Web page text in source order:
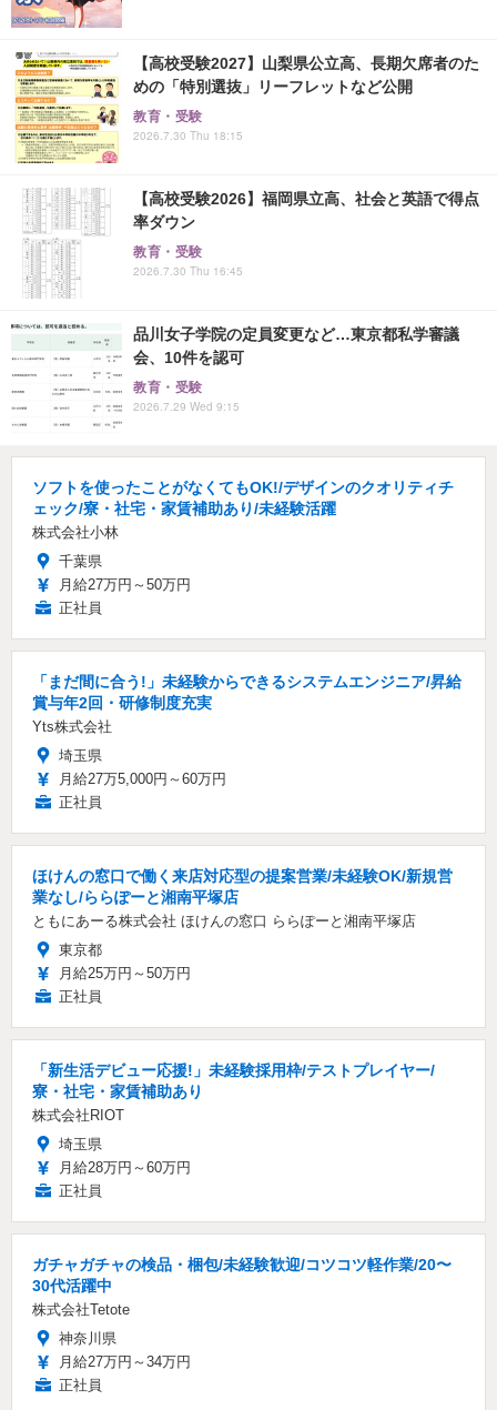
【高校受験2027】山梨県公立高、長期欠席者のた
めの「特別選抜」リーフレットなど公開
教育・受験
2026.7.30 Thu 18:15
【高校受験2026】福岡県立高、社会と英語で得点
率ダウン
教育・受験
2026.7.30 Thu 16:45
品川女子学院の定員変更など…東京都私学審議
会、10件を認可
教育・受験
2026.7.29 Wed 9:15
ソフトを使ったことがなくてもOK!/デザインのクオリティチ
ェック/寮・社宅・家賃補助あり/未経験活躍
株式会社小林
千葉県
月給27万円～50万円
正社員
「まだ間に合う!」未経験からできるシステムエンジニア/昇給
賞与年2回・研修制度充実
Yts株式会社
埼玉県
月給27万5,000円～60万円
正社員
ほけんの窓口で働く来店対応型の提案営業/未経験OK/新規営
業なし/ららぽーと湘南平塚店
ともにあーる株式会社 ほけんの窓口 ららぽーと湘南平塚店
東京都
月給25万円～50万円
正社員
「新生活デビュー応援!」未経験採用枠/テストプレイヤー/
寮・社宅・家賃補助あり
株式会社RIOT
埼玉県
月給28万円～60万円
正社員
ガチャガチャの検品・梱包/未経験歓迎/コツコツ軽作業/20〜
30代活躍中
株式会社Tetote
神奈川県
月給27万円～34万円
正社員